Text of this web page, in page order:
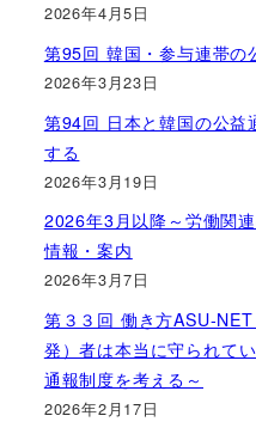
2026年4月5日
第95回 韓国・参与連帯の
2026年3月23日
第94回 日本と韓国の公益
する
2026年3月19日
2026年3月以降～労働関
情報・案内
2026年3月7日
第３３回 働き方ASU-
発）者は本当に守られて
通報制度を考える～
2026年2月17日